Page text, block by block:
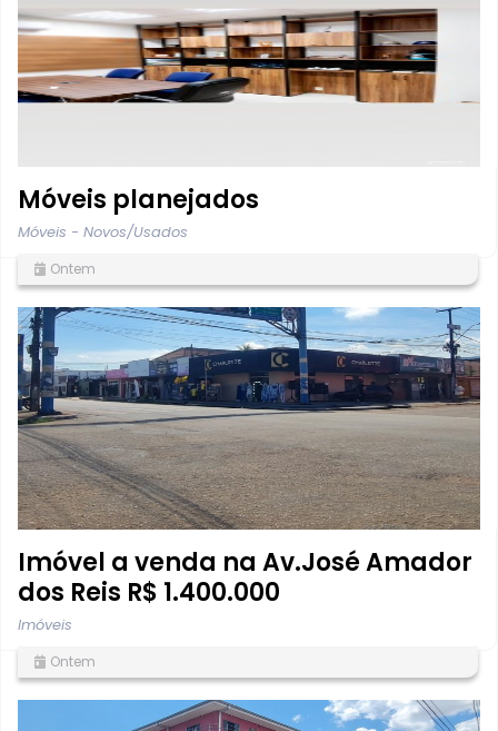
Móveis planejados
Móveis - Novos/Usados
Ontem
Imóvel a venda na Av.José Amador
dos Reis R$ 1.400.000
Imóveis
Ontem